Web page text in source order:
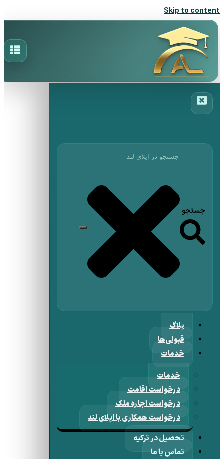
Skip to content
جستجو
بلاگ
قبولی‌ها
خدمات
خدمات
درخواست اقامت
درخواست اجاره ملک
درخواست همکاری با اپلای لند
تحصیل در ترکیه
تماس با ما